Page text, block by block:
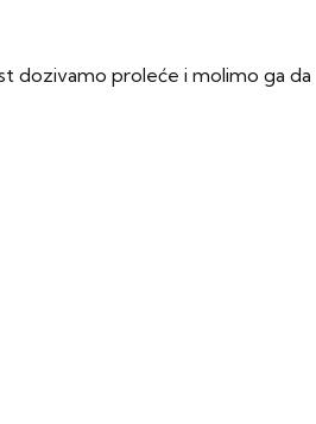
dozivamo proleće i molimo ga da